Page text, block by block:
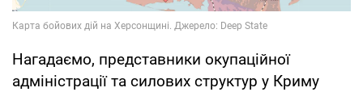
Нагадаємо, представники окупаційної
адміністрації та силових структур у Криму